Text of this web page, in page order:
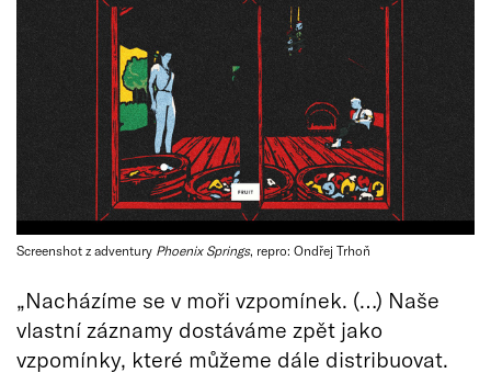
Screenshot z adventury Phoenix Springs, repro: Ondřej Trhoň
„Nacházíme se v moři vzpomínek. (…) Naše
vlastní záznamy dostáváme zpět jako
vzpomínky, které můžeme dále distribuovat.